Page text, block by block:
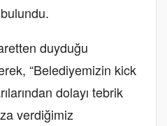
duyduğu
“Belediyemizin kick
dolayı tebrik
verdiğimiz